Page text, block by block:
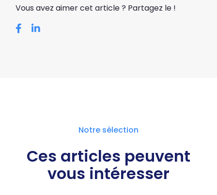
Vous avez aimer cet article ? Partagez le !
Notre sélection
Ces articles peuvent
vous intéresser